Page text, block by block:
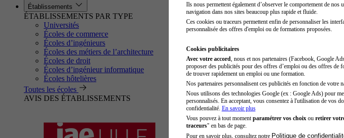
Établissements
ÉTABLISSEMENTS PAR TYPE
Universités
Écoles de commerce
Écoles d’ingénieurs
Écoles des métiers de l’architecture
Écoles de droit
Écoles d’ingénieur informatique
Écoles hôtelières
Toutes les écoles
AVIS DES ÉTABLISSEMENTS
Ils nous permettent également d’observer le comportement de
navigation dans nos sites beaucoup plus rapide et fluide.
Ces cookies ou traceurs permettent enfin de personnaliser les
personnalisée des offres d'emploi ou de formations proposées.
Cookies publicitaires
Avec votre accord , nous et nos partenaires (Facebook, Google
proposer des publicités pour des offres d’emploi ou des offres de
de trouver rapidement un emploi ou une formation.
Nos partenaires personnalisent ces publicités en fonction de votre
Nous utilisons des technologies Google (ex : Google Ads) pour
personnalisés. En acceptant, vous consentez à l'utilisation de vos
confidentialité. En savoir plus
Vous pouvez à tout moment paramétrer vos choixou retirer
traceurs" en bas de page.
Pour en savoir plus, consultez notre Politique de